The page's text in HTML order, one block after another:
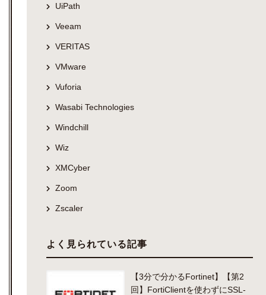
UiPath
Veeam
VERITAS
VMware
Vuforia
Wasabi Technologies
Windchill
Wiz
XMCyber
Zoom
Zscaler
よく見られている記事
【3分で分かるFortinet】【第2
回】FortiClientを使わずにSSL-